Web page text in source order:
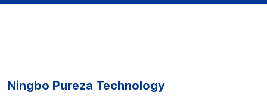
Ningbo Pureza Technology